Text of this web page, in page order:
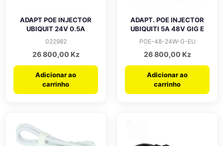
ADAPT POE INJECTOR
UBIQUIT 24V 0.5A
022982
26 800,00 Kz
Adicionar ao
carrinho
ADAPT. POE INJECTOR
UBIQUITI 5A 48V GIG E
POE-48-24W-G-EU
26 800,00 Kz
Adicionar ao
carrinho